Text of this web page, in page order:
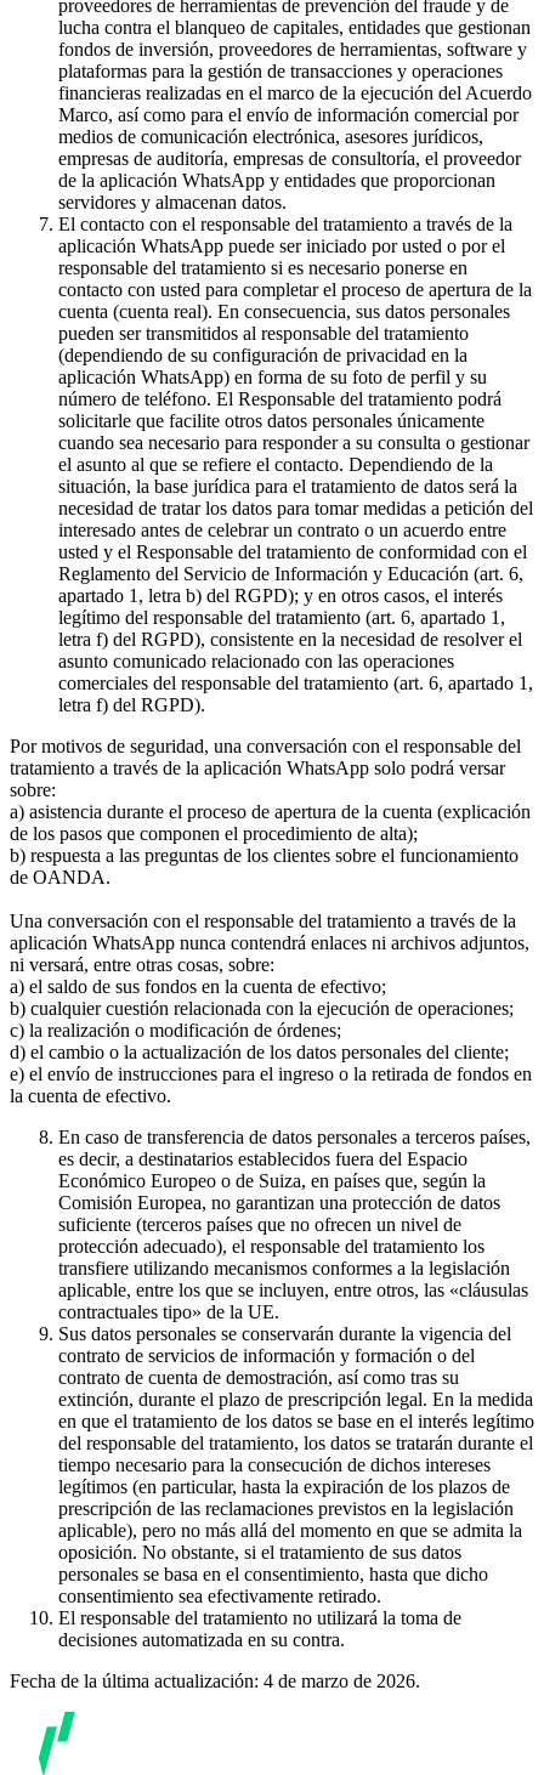
proveedores de herramientas de prevención del fraude y de
lucha contra el blanqueo de capitales, entidades que gestionan
fondos de inversión, proveedores de herramientas, software y
plataformas para la gestión de transacciones y operaciones
financieras realizadas en el marco de la ejecución del Acuerdo
Marco, así como para el envío de información comercial por
medios de comunicación electrónica, asesores jurídicos,
empresas de auditoría, empresas de consultoría, el proveedor
de la aplicación WhatsApp y entidades que proporcionan
servidores y almacenan datos.
El contacto con el responsable del tratamiento a través de la
aplicación WhatsApp puede ser iniciado por usted o por el
responsable del tratamiento si es necesario ponerse en
contacto con usted para completar el proceso de apertura de la
cuenta (cuenta real). En consecuencia, sus datos personales
pueden ser transmitidos al responsable del tratamiento
(dependiendo de su configuración de privacidad en la
aplicación WhatsApp) en forma de su foto de perfil y su
número de teléfono. El Responsable del tratamiento podrá
solicitarle que facilite otros datos personales únicamente
cuando sea necesario para responder a su consulta o gestionar
el asunto al que se refiere el contacto. Dependiendo de la
situación, la base jurídica para el tratamiento de datos será la
necesidad de tratar los datos para tomar medidas a petición del
interesado antes de celebrar un contrato o un acuerdo entre
usted y el Responsable del tratamiento de conformidad con el
Reglamento del Servicio de Información y Educación (art. 6,
apartado 1, letra b) del RGPD); y en otros casos, el interés
legítimo del responsable del tratamiento (art. 6, apartado 1,
letra f) del RGPD), consistente en la necesidad de resolver el
asunto comunicado relacionado con las operaciones
comerciales del responsable del tratamiento (art. 6, apartado 1,
letra f) del RGPD).
Por motivos de seguridad, una conversación con el responsable del
tratamiento a través de la aplicación WhatsApp solo podrá versar
sobre:
a) asistencia durante el proceso de apertura de la cuenta (explicación
de los pasos que componen el procedimiento de alta);
b) respuesta a las preguntas de los clientes sobre el funcionamiento
de OANDA.
Una conversación con el responsable del tratamiento a través de la
aplicación WhatsApp nunca contendrá enlaces ni archivos adjuntos,
ni versará, entre otras cosas, sobre:
a) el saldo de sus fondos en la cuenta de efectivo;
b) cualquier cuestión relacionada con la ejecución de operaciones;
c) la realización o modificación de órdenes;
d) el cambio o la actualización de los datos personales del cliente;
e) el envío de instrucciones para el ingreso o la retirada de fondos en
la cuenta de efectivo.
En caso de transferencia de datos personales a terceros países,
es decir, a destinatarios establecidos fuera del Espacio
Económico Europeo o de Suiza, en países que, según la
Comisión Europea, no garantizan una protección de datos
suficiente (terceros países que no ofrecen un nivel de
protección adecuado), el responsable del tratamiento los
transfiere utilizando mecanismos conformes a la legislación
aplicable, entre los que se incluyen, entre otros, las «cláusulas
contractuales tipo» de la UE.
Sus datos personales se conservarán durante la vigencia del
contrato de servicios de información y formación o del
contrato de cuenta de demostración, así como tras su
extinción, durante el plazo de prescripción legal. En la medida
en que el tratamiento de los datos se base en el interés legítimo
del responsable del tratamiento, los datos se tratarán durante el
tiempo necesario para la consecución de dichos intereses
legítimos (en particular, hasta la expiración de los plazos de
prescripción de las reclamaciones previstos en la legislación
aplicable), pero no más allá del momento en que se admita la
oposición. No obstante, si el tratamiento de sus datos
personales se basa en el consentimiento, hasta que dicho
consentimiento sea efectivamente retirado.
El responsable del tratamiento no utilizará la toma de
decisiones automatizada en su contra.
Fecha de la última actualización: 4 de marzo de 2026.